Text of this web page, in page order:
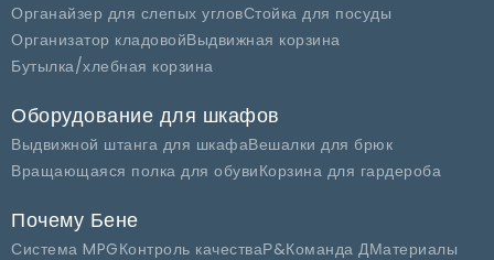
Органайзер для слепых угловСтойка для посуды
Организатор кладовойВыдвижная корзина
Бутылка/хлебная корзина
Оборудование для шкафов
Выдвижной штанга для шкафаВешалки для брюк
Вращающаяся полка для обувиКорзина для гардероба
Почему Бене
Система MPGКонтроль качестваР&Команда ДМатериалы